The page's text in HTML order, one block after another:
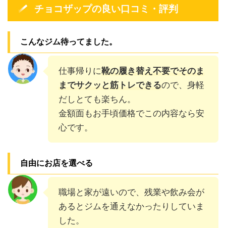
チョコザップの良い口コミ・評判
こんなジム待ってました。
仕事帰りに靴の履き替え不要でそのま
までサクッと筋トレできるので、身軽
だしとても楽ちん。
金額面もお手頃価格でこの内容なら安
心です。
自由にお店を選べる
職場と家が遠いので、残業や飲み会が
あるとジムを通えなかったりしていま
した。